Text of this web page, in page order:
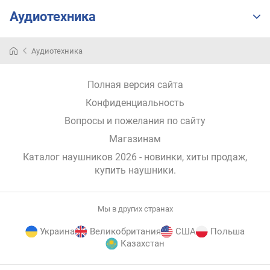
у
н
)
о
с
ь
Аудиотехника
Аудиотехника
Полная версия сайта
Конфиденциальность
Вопросы и пожелания по сайту
Магазинам
Каталог наушников 2026 - новинки, хиты продаж,
купить наушники.
Мы в других странах
Украина Великобритания США
Польша
Казахстан